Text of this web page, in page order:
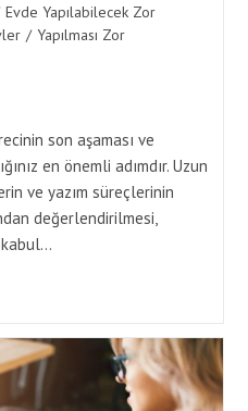
Evde Yapılabilecek Zor
/ Yapılması Zor
son aşaması ve
en önemli adımdır. Uzun
ve yazım süreçlerinin
değerlendirilmesi,
kabul…